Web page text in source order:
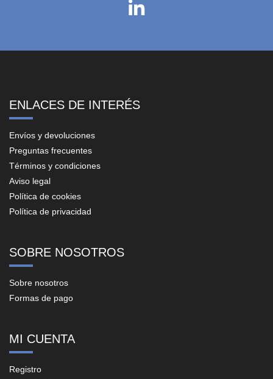
ENLACES DE INTERÉS
Envíos y devoluciones
Preguntas frecuentes
Términos y condiciones
Aviso legal
Política de cookies
Política de privacidad
SOBRE NOSOTROS
Sobre nosotros
Formas de pago
MI CUENTA
Registro